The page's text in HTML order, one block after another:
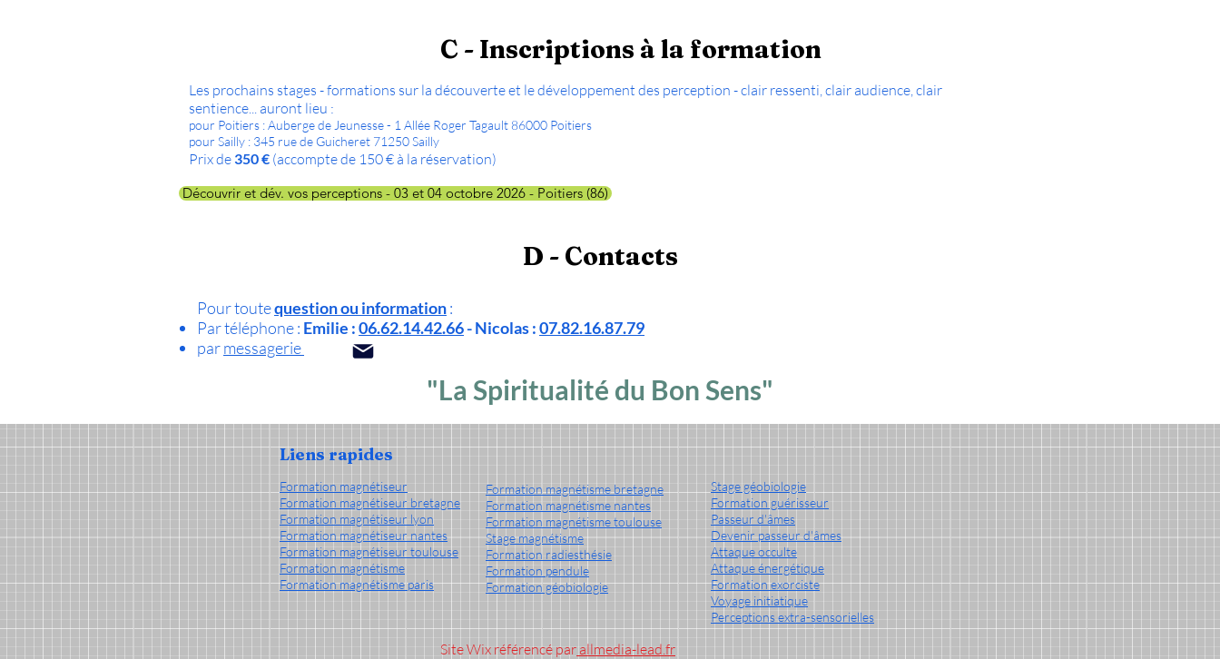
C - Inscriptions à la formation
Les prochains stages - formations sur la découverte et le développement des perception - clair ressenti, clair audience, clair
sentience... auront lieu :
pour Poitiers : Auberge de Jeunesse - 1 Allée Roger Tagault 86000 Poitiers
pour Sailly : 345 rue de Guicheret 71250 Sailly
Prix de 350 € (accompte de 150 € à la réservation)​
Découvrir et dév. vos perceptions - 03 et 04 octobre 2026 - Poitiers (86)
D - Contacts
Pour toutequestion ou information:
Par téléphone : Emilie :06.62.14.42.66-Nicolas :07.82.16.87.79
parmessagerie
"La Spiritualité du Bon Sens"
Liens rapides
Formation magnétiseur
Formation magnétiseur bretagne
Formation magnétiseur lyon
Formation magnétiseur nantes
Formation magnétiseur toulouse
Formation magnétisme
Formation magnétisme paris
Formation magnétisme bretagne
Formation magnétisme nantes
Formation magnétisme toulouse
Stage magnétisme
Formation radiesthésie
Formation pendule
Formation géobiologie
Stage géobiologie
Formation guérisseur
Passeur d'âmes
Devenir passeur d'âmes
Attaque occulte
Attaque énergétique
Formation exorciste
Voyage initiatique
Perceptions extra-sensorielles
Site Wix référencé parallmedia-lead.fr